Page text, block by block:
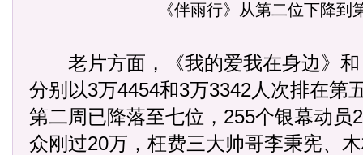
《伴雨行》从第二位下降到
老片方面，《我的爱我在身边》和
分别以3万4454和3万3342人次排在第
第二周已降落至七位，255个银幕动员
众刚过20万，枉费三大帅哥李秉宪、